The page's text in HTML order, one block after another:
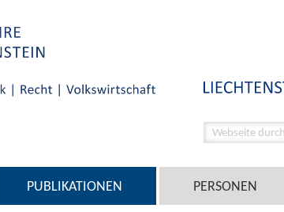
PUBLIKATIONEN PERSONEN